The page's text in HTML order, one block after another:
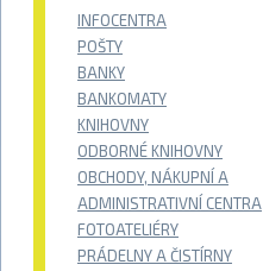
INFOCENTRA
POŠTY
BANKY
BANKOMATY
KNIHOVNY
ODBORNÉ KNIHOVNY
OBCHODY, NÁKUPNÍ A
ADMINISTRATIVNÍ CENTRA
FOTOATELIÉRY
PRÁDELNY A ČISTÍRNY